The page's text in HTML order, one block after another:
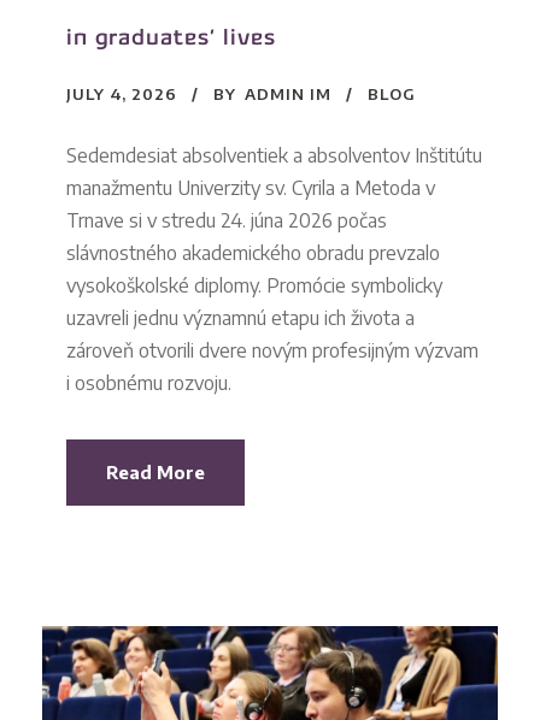
in graduates’ lives
JULY 4, 2026 BY ADMIN IM BLOG
Sedemdesiat absolventiek a absolventov Inštitútu
manažmentu Univerzity sv. Cyrila a Metoda v
Trnave si v stredu 24. júna 2026 počas
slávnostného akademického obradu prevzalo
vysokoškolské diplomy. Promócie symbolicky
uzavreli jednu významnú etapu ich života a
zároveň otvorili dvere novým profesijným výzvam
i osobnému rozvoju.
Read More